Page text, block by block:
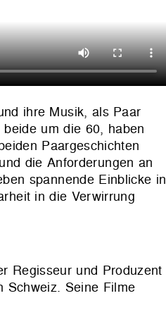
ihre Musik, als Paar
um die 60, haben
Paargeschichten
die Anforderungen an
spannende Einblicke in
in die Verwirrung
Regisseur und Produzent
Schweiz. Seine Filme